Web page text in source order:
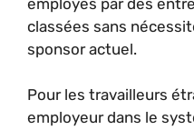
classées sans
sponsor actuel.
Pour les travailleurs
employeur dans le